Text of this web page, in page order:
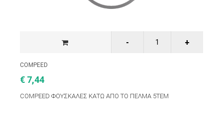
COMPEED
€ 7,44
COMPEED ΦΟΥΣΚΑΛΕΣ ΚΑΤΩ ΑΠΟ ΤΟ ΠΕΛΜΑ 5ΤΕΜ